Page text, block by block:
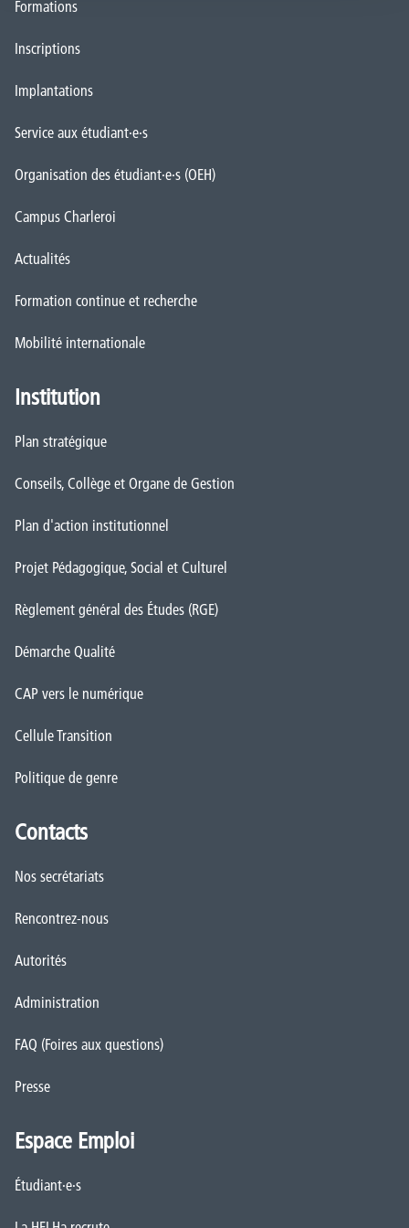
Formations
Inscriptions
Implantations
Service aux étudiant·e·s
Organisation des étudiant·e·s (OEH)
Campus Charleroi
Actualités
Formation continue et recherche
Mobilité internationale
Institution
Plan stratégique
Conseils, Collège et Organe de Gestion
Plan d'action institutionnel
Projet Pédagogique, Social et Culturel
Règlement général des Études (RGE)
Démarche Qualité
CAP vers le numérique
Cellule Transition
Politique de genre
Contacts
Nos secrétariats
Rencontrez-nous
Autorités
Administration
FAQ (Foires aux questions)
Presse
Espace Emploi
Étudiant·e·s